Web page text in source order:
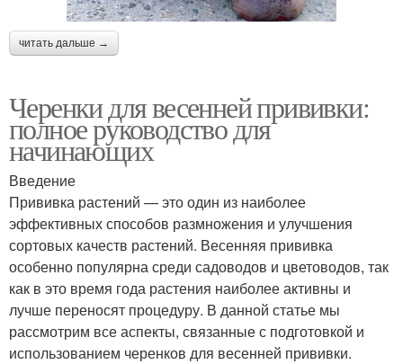
читать дальше →
Черенки для весенней прививки:
полное руководство для
начинающих
Введение
Прививка растений — это один из наиболее
эффективных способов размножения и улучшения
сортовых качеств растений. Весенняя прививка
особенно популярна среди садоводов и цветоводов, так
как в это время года растения наиболее активны и
лучше переносят процедуру. В данной статье мы
рассмотрим все аспекты, связанные с подготовкой и
использованием черенков для весенней прививки.